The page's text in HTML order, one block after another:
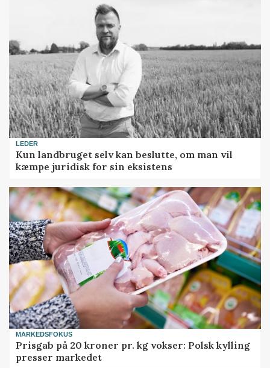
LEDER
Kun landbruget selv kan beslutte, om man vil
kæmpe juridisk for sin eksistens
MARKEDSFOKUS
Prisgab på 20 kroner pr. kg vokser: Polsk kylling
presser markedet